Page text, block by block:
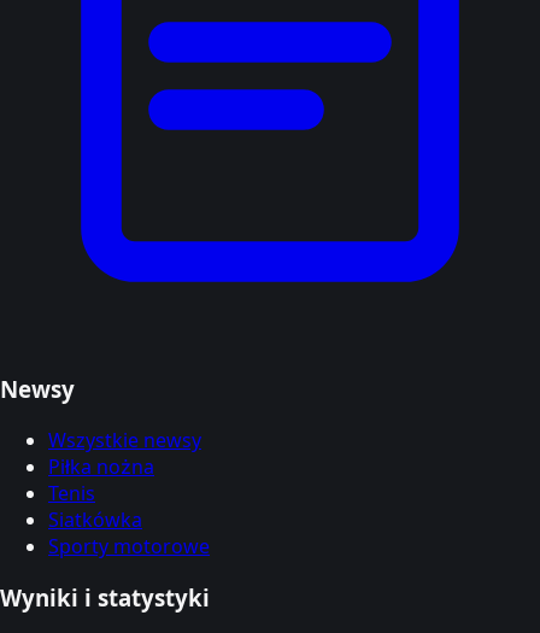
Newsy
Wszystkie newsy
Piłka nożna
Tenis
Siatkówka
Sporty motorowe
Wyniki i statystyki